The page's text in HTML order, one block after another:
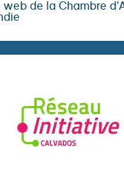
web de la Chambre